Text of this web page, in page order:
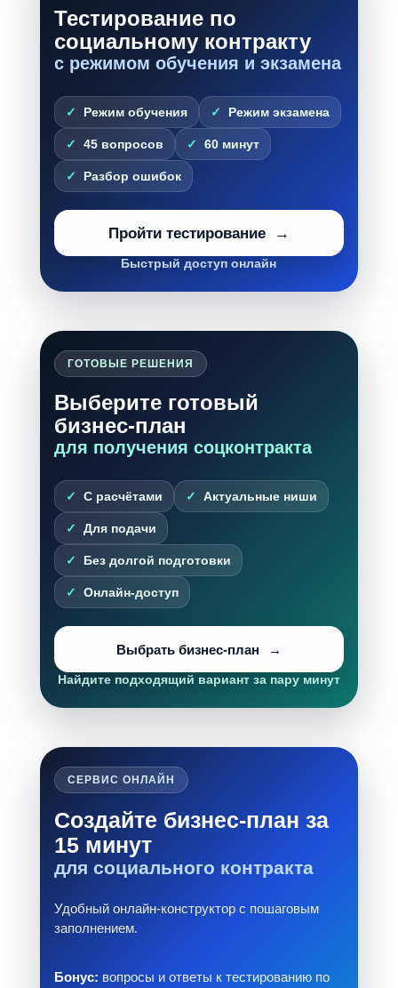
Тестирование по
социальному контракту
с режимом обучения и экзамена
Режим обучения Режим экзамена
45 вопросов 60 минут
Разбор ошибок
Пройти тестирование
Быстрый доступ онлайн
ГОТОВЫЕ РЕШЕНИЯ
Выберите готовый
бизнес-план
для получения соцконтракта
С расчётами Актуальные ниши
Для подачи
Без долгой подготовки
Онлайн-доступ
Выбрать бизнес-план
Найдите подходящий вариант за пару минут
СЕРВИС ОНЛАЙН
Создайте бизнес-план за
15 минут
для социального контракта
Удобный онлайн-конструктор с пошаговым
заполнением.
Бонус: вопросы и ответы к тестированию по